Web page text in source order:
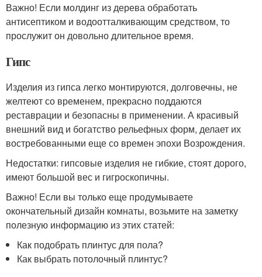
Важно! Если молдинг из дерева обработать
антисептиком и водоотталкивающим средством, то
прослужит он довольно длительное время.
Гипс
Изделия из гипса легко монтируются, долговечны, не
желтеют со временем, прекрасно поддаются
реставрации и безопасны в применении. А красивый
внешний вид и богатство рельефных форм, делает их
востребованными еще со времен эпохи Возрождения.
Недостатки: гипсовые изделия не гибкие, стоят дорого,
имеют большой вес и гигроскопичны.
Важно! Если вы только еще продумываете
окончательный дизайн комнаты, возьмите на заметку
полезную информацию из этих статей:
Как подобрать плинтус для пола?
Как выбрать потолочный плинтус?